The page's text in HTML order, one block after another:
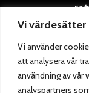
Vi
Vi använder
att analysera vår
användning av vår
analyspartners